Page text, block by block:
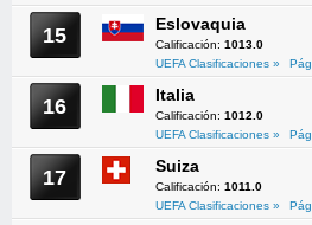
15 Eslovaquia
Calificación: 1013.0
UEFA Clasificaciones »
16 Italia
Calificación: 1012.0
UEFA Clasificaciones »
17 Suiza
Calificación: 1011.0
UEFA Clasificaciones »